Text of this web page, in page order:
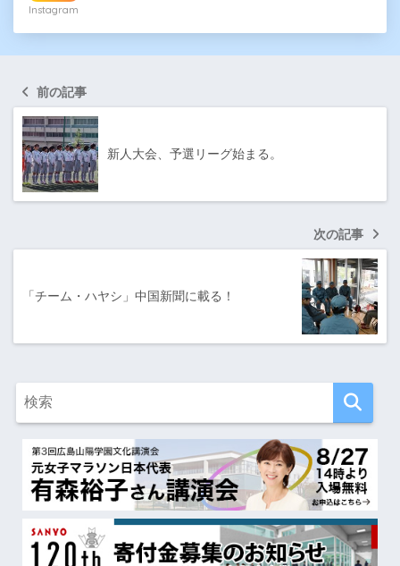
Instagram
前の記事
新人大会、予選リーグ始まる。
次の記事
「チーム・ハヤシ」中国新聞に載る！